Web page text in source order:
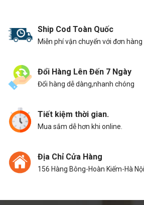
Ship Cod Toàn Quốc
Miễn phí vận chuyển với đơn
Đổi Hàng Lên Đến 7 Ngày
Đổi hàng dễ dàng,nhanh chóng
Tiết kiệm thời gian.
Mua sắm dễ hơn khi online.
Địa Chỉ Cửa Hàng
156 Hàng Bông-Hoàn Kiếm-Hà Nội.